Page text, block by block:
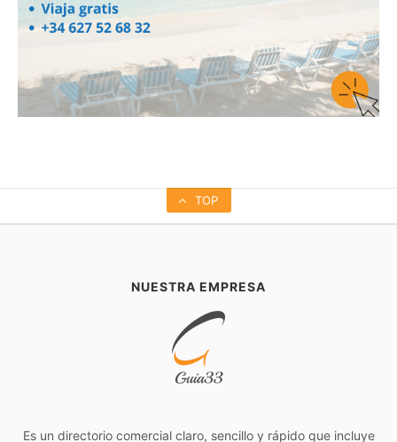
TOP
NUESTRA EMPRESA
Es un directorio comercial claro, sencillo y rápido que incluye